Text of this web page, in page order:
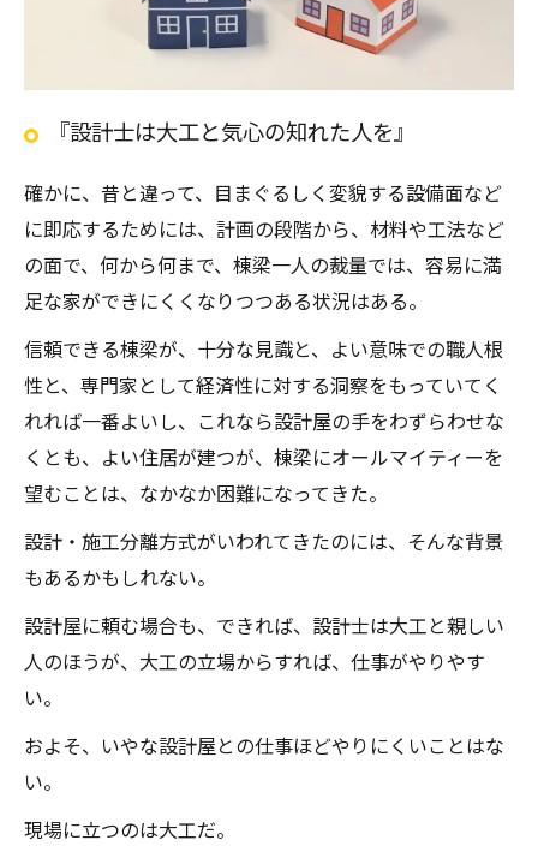
『設計士は大工と気心の知れた人を』
確かに、昔と違って、目まぐるしく変貌する設備面など
に即応するためには、計画の段階から、材料や工法など
の面で、何から何まで、棟梁一人の裁量では、容易に満
足な家ができにくくなりつつある状況はある。
信頼できる棟梁が、十分な見識と、よい意味での職人根
性と、専門家として経済性に対する洞察をもっていてく
れれば一番よいし、これなら設計屋の手をわずらわせな
くとも、よい住居が建つが、棟梁にオールマイティーを
望むことは、なかなか困難になってきた。
設計・施工分離方式がいわれてきたのには、そんな背景
もあるかもしれない。
設計屋に頼む場合も、できれば、設計士は大工と親しい
人のほうが、大工の立場からすれば、仕事がやりやす
い。
およそ、いやな設計屋との仕事ほどやりにくいことはな
い。
現場に立つのは大工だ。